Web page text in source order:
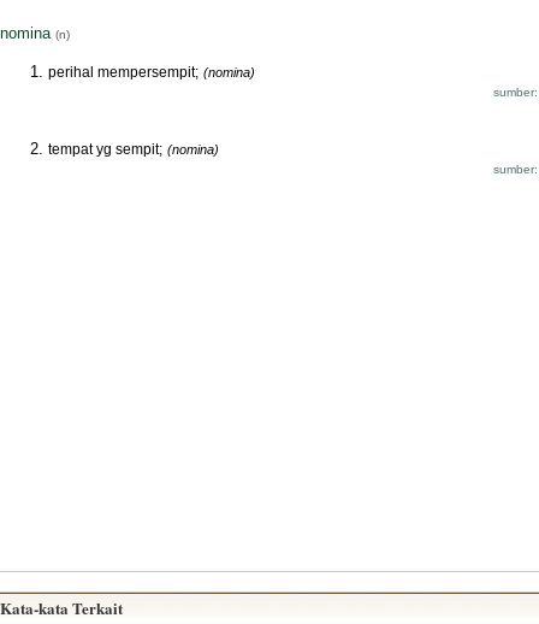
nomina (n)
perihal mempersempit; (nomina)
tempat yg sempit; (nomina)
Kata-kata Terkait